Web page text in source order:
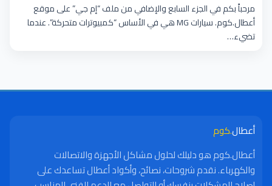
مرحباً بكم في الجزء السابع والإضافي من ملف “إم جي” على موقع
أعطال.كوم. سيارات MG هي في الأساس “كمبيوترات متحركة”. عندما
تضيء…
أعطال.كوم
أعطال.كوم هو دليلك لحلول مشاكل الأجهزة والاتصالات
والكهرباء. نقدم شروحات، نصائح، وأكواد أعطال تساعدك على